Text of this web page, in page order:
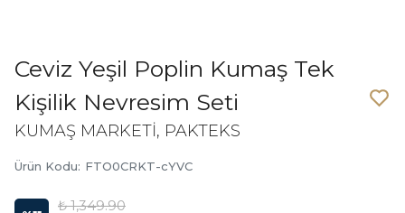
Ceviz Yeşil Poplin Kumaş Tek
Kişilik Nevresim Seti
KUMAŞ MARKETİ, PAKTEKS
Ürün Kodu: FTO0CRKT-cYVC
₺ 1,349.90